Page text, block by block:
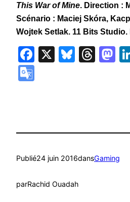
This War of Mine. Direction :
Scénario : Maciej Skóra,
Wojtek Setlak. 11 Bits Studio.
Facebook
X
Publié24 juin 2016dansGaming
parRachid Ouadah